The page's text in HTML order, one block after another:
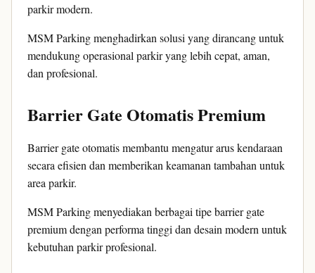
parkir modern.
MSM Parking menghadirkan solusi yang dirancang untuk
mendukung operasional parkir yang lebih cepat, aman,
dan profesional.
Barrier Gate Otomatis Premium
Barrier gate otomatis membantu mengatur arus kendaraan
secara efisien dan memberikan keamanan tambahan untuk
area parkir.
MSM Parking menyediakan berbagai tipe barrier gate
premium dengan performa tinggi dan desain modern untuk
kebutuhan parkir profesional.